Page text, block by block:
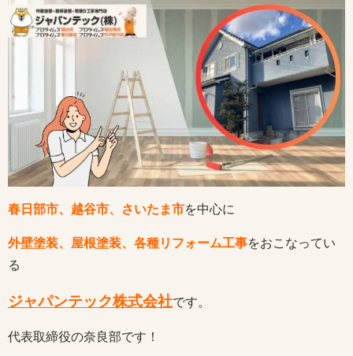
春日部市、越谷市、さいたま市を中心に
外壁塗装、屋根塗装、各種リフォーム工事をおこなってい
る
ジャパンテック株式会社です。
代表取締役の奈良部です！